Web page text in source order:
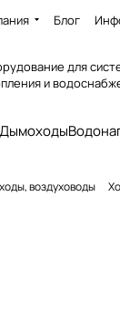
Блог
для
и
Дымоходы
воздуховоды